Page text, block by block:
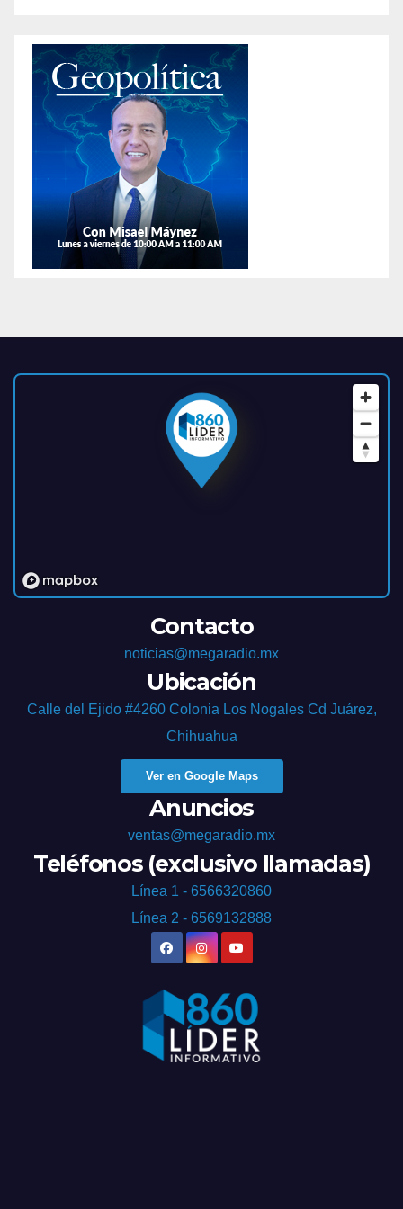
Contacto
noticias@megaradio.mx
Ubicación
Calle del Ejido #4260 Colonia Los Nogales Cd Juárez,
Chihuahua
Ver en Google Maps
Anuncios
ventas@megaradio.mx
Teléfonos (exclusivo llamadas)
Línea 1 - 6566320860
Línea 2 - 6569132888